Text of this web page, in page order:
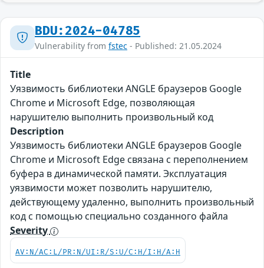
BDU:2024-04785
Vulnerability from fstec - Published: 21.05.2024
Title
Уязвимость библиотеки ANGLE браузеров Google
Chrome и Microsoft Edge, позволяющая
нарушителю выполнить произвольный код
Description
Уязвимость библиотеки ANGLE браузеров Google
Chrome и Microsoft Edge связана с переполнением
буфера в динамической памяти. Эксплуатация
уязвимости может позволить нарушителю,
действующему удаленно, выполнить произвольный
код с помощью специально созданного файла
Severity
AV:N/AC:L/PR:N/UI:R/S:U/C:H/I:H/A:H